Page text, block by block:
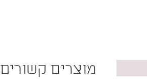
מוצרים קשורים